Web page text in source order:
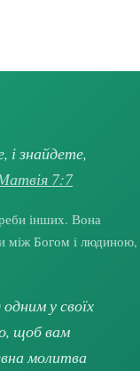
і знайдете,
7:7
інших. Вона
між Богом і людиною,
у своїх
щоб вам
молитва